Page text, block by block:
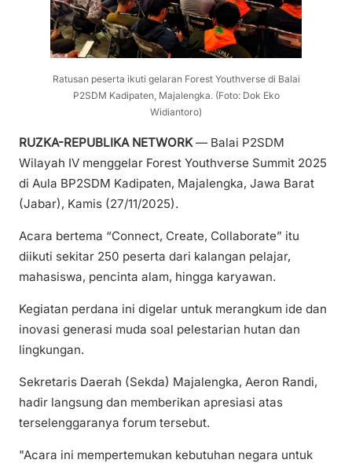
Ratusan peserta ikuti gelaran Forest Youthverse di Balai
P2SDM Kadipaten, Majalengka. (Foto: Dok Eko
Widiantoro)
RUZKA-REPUBLIKA NETWORK— Balai P2SDM
Wilayah IV menggelar Forest Youthverse Summit 2025
di Aula BP2SDM Kadipaten, Majalengka, Jawa Barat
(Jabar), Kamis (27/11/2025).
Acara bertema “Connect, Create, Collaborate” itu
diikuti sekitar 250 peserta dari kalangan pelajar,
mahasiswa, pencinta alam, hingga karyawan.
Kegiatan perdana ini digelar untuk merangkum ide dan
inovasi generasi muda soal pelestarian hutan dan
lingkungan.
Sekretaris Daerah (Sekda) Majalengka, Aeron Randi,
hadir langsung dan memberikan apresiasi atas
terselenggaranya forum tersebut.
"Acara ini mempertemukan kebutuhan negara untuk